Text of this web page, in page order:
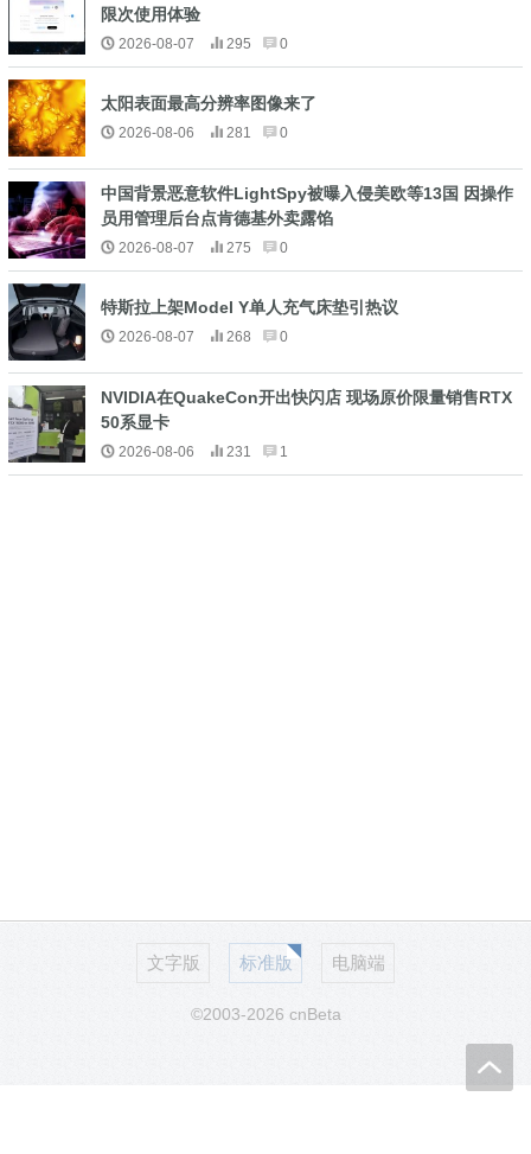
限次使用体验
2026-08-07 295 0
太阳表面最高分辨率图像来了
2026-08-06 281 0
中国背景恶意软件LightSpy被曝入侵美欧等13国 因操作
员用管理后台点肯德基外卖露馅
2026-08-07 275 0
特斯拉上架Model Y单人充气床垫引热议
2026-08-07 268 0
NVIDIA在QuakeCon开出快闪店 现场原价限量销售RTX
50系显卡
2026-08-06 231 1
文字版 标准版 电脑端
©2003-2026 cnBeta